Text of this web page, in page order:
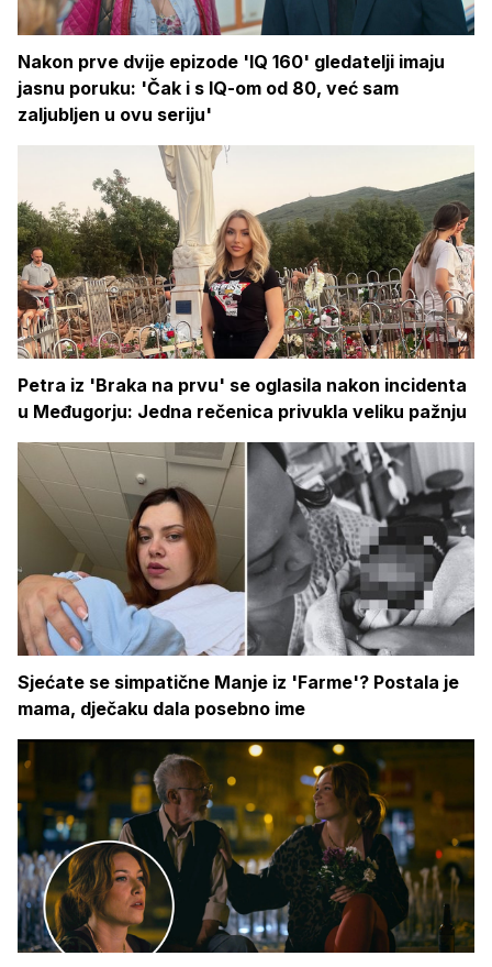
Nakon prve dvije epizode 'IQ 160' gledatelji imaju
jasnu poruku: 'Čak i s IQ-om od 80, već sam
zaljubljen u ovu seriju'
Petra iz 'Braka na prvu' se oglasila nakon incidenta
u Međugorju: Jedna rečenica privukla veliku pažnju
Sjećate se simpatične Manje iz 'Farme'? Postala je
mama, dječaku dala posebno ime